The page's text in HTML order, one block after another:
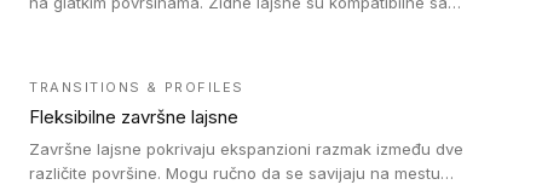
TRANSITIONS & PROFILES
Fleksibilne završne lajsne
Završne lajsne pokrivaju ekspanzioni razmak između dve
različite površine. Mogu ručno da se savijaju na mestu